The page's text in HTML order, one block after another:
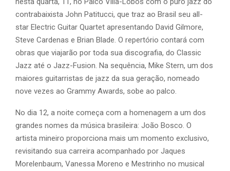
contrabaixista John Patitucci, que traz ao Brasil seu all-
star Electric Guitar Quartet apresentando David Gilmore,
Steve Cardenas e Brian Blade. O repertório contará com
obras que viajarão por toda sua discografia, do Classic
Jazz até o Jazz-Fusion. Na sequência, Mike Stern, um dos
maiores guitarristas de jazz da sua geração, nomeado
nove vezes ao Grammy Awards, sobe ao palco.
No dia 12, a noite começa com a homenagem a um dos
grandes nomes da música brasileira: João Bosco. O
artista mineiro proporciona mais um momento exclusivo,
revisitando sua carreira acompanhado por Jaques
Morelenbaum, Vanessa Moreno e Mestrinho no musical